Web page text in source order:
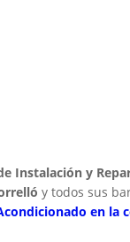
Instalación y
y todos sus
en la